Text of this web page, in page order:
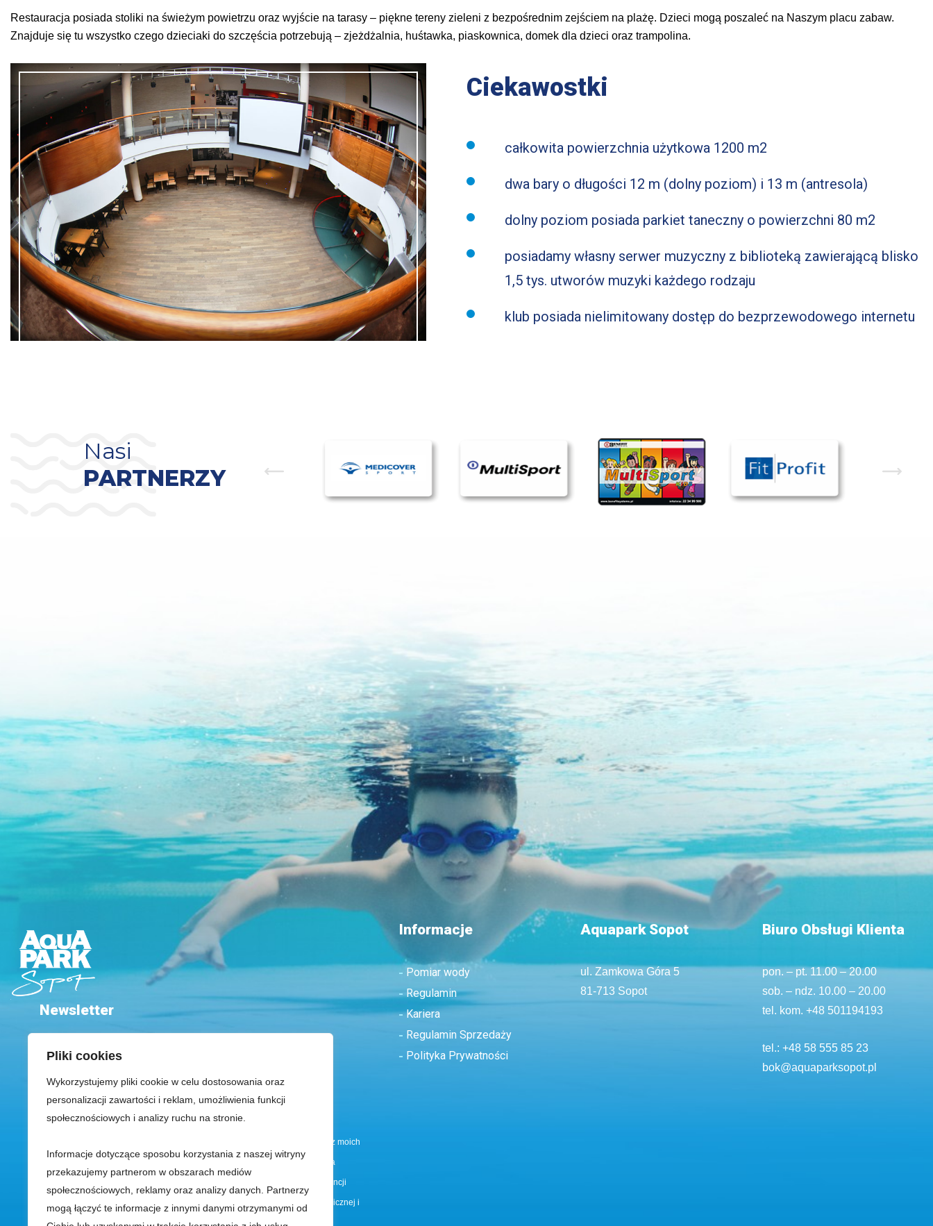
Pliki cookies
Wykorzystujemy pliki cookie w celu dostosowania oraz
personalizacji zawartości i reklam, umożliwienia funkcji
społecznościowych i analizy ruchu na stronie.
Informacje dotyczące sposobu korzystania z naszej witryny
przekazujemy partnerom w obszarach mediów
społecznościowych, reklamy oraz analizy danych. Partnerzy
mogą łączyć te informacje z innymi danymi otrzymanymi od
Restauracja posiada stoliki na świeżym powietrzu oraz wyjście na tarasy – piękne tereny zieleni z bezpośrednim zejściem na plażę. Dzieci mogą poszaleć na Naszym placu zabaw.
Znajduje się tu wszystko czego dzieciaki do szczęścia potrzebują – zjeżdżalnia, huśtawka, piaskownica, domek dla dzieci oraz trampolina.
Ciekawostki
całkowita powierzchnia użytkowa 1200 m2
dwa bary o długości 12 m (dolny poziom) i 13 m (antresola)
dolny poziom posiada parkiet taneczny o powierzchni 80 m2
posiadamy własny serwer muzyczny z biblioteką zawierającą blisko
1,5 tys. utworów muzyki każdego rodzaju
klub posiada nielimitowany dostęp do bezprzewodowego internetu
Nasi
PARTNERZY
Newsletter
Przeczytałem(am) i zrozumiałem(am) informacje dotyczące korzystania z moich
danych osobowych zawarte w Polityka prywatności oraz wyrażam zgodę na
otrzymywanie dostosowanej do moich indywidualnych potrzeb korespondencji
handlowej strony www.aquaparksopot.pl za pośrednictwem poczty elektronicznej i
innych środków
Informacje
Pomiar wody
Regulamin
Kariera
Regulamin Sprzedaży
Polityka Prywatności
Aquapark Sopot
ul. Zamkowa Góra 5
81-713 Sopot
Biuro Obsługi Klienta
pon. – pt. 11.00 – 20.00
sob. – ndz. 10.00 – 20.00
tel. kom. +48 501194193
tel.: +48 58 555 85 23
bok@aquaparksopot.pl